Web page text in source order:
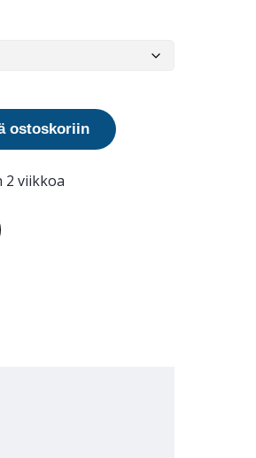
määrä
ostoskoriin
viikkoa